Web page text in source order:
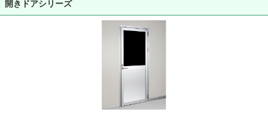
開きドアシリーズ